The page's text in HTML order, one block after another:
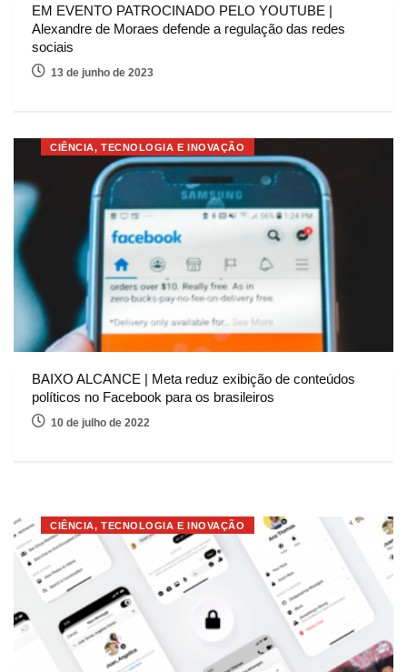
EM EVENTO PATROCINADO PELO YOUTUBE |
Alexandre de Moraes defende a regulação das redes
sociais
13 de junho de 2023
CIÊNCIA, TECNOLOGIA E INOVAÇÃO
BAIXO ALCANCE | Meta reduz exibição de conteúdos
políticos no Facebook para os brasileiros
10 de julho de 2022
CIÊNCIA, TECNOLOGIA E INOVAÇÃO